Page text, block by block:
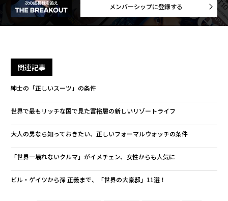
メンバーシップに登録する
関連記事
紳士の「正しいスーツ」の条件
世界で最もリッチな国で見た富裕層の新しいリゾートライフ
大人の男なら知っておきたい、正しいフォーマルウォッチの条件
「世界一壊れないクルマ」がイメチェン、女性からも人気に
ビル・ゲイツから孫 正義まで、「世界の大豪邸」11選！